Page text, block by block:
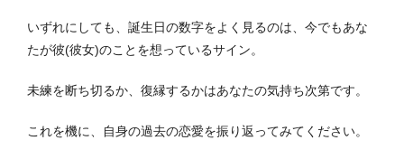
いずれにしても、誕生日の数字をよく見るのは、今でもあな
たが彼(彼女)のことを想っているサイン。
未練を断ち切るか、復縁するかはあなたの気持ち次第です。
これを機に、自身の過去の恋愛を振り返ってみてください。